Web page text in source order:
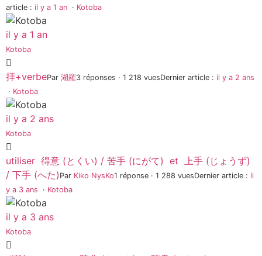
article : il y a 1 an · Kotoba
il y a 1 an
Kotoba
拝+verbePar 湖羅3 réponses · 1 218 vuesDernier article : il y a 2 ans
· Kotoba
il y a 2 ans
Kotoba
utiliser 得意 (とくい) / 苦手 (にがて) et 上手 (じょうず)
/ 下手 (へた) Par Kiko NysKo1 réponse · 1 288 vuesDernier article : il
y a 3 ans
· Kotoba
il y a 3 ans
Kotoba